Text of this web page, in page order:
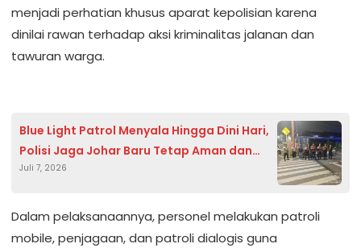
menjadi perhatian khusus aparat kepolisian karena
dinilai rawan terhadap aksi kriminalitas jalanan dan
tawuran warga.
Blue Light Patrol Menyala Hingga Dini Hari,
Polisi Jaga Johar Baru Tetap Aman dan
Kondusif
Juli 7, 2026
Dalam pelaksanaannya, personel melakukan patroli
mobile, penjagaan, dan patroli dialogis guna